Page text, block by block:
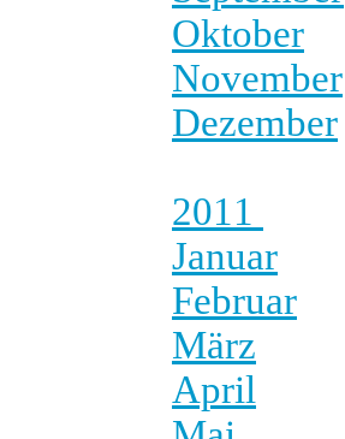
Oktober
November
Dezember
2011
Januar
Februar
März
April